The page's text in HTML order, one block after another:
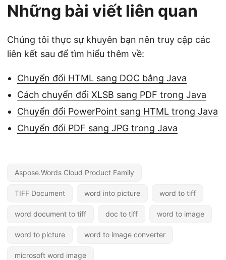
Những bài viết liên quan
Chúng tôi thực sự khuyên bạn nên truy cập các
liên kết sau để tìm hiểu thêm về:
Chuyển đổi HTML sang DOC bằng Java
Cách chuyển đổi XLSB sang PDF trong Java
Chuyển đổi PowerPoint sang HTML trong Java
Chuyển đổi PDF sang JPG trong Java
Aspose.Words Cloud Product Family
TIFF Document word into picture word to tiff
word document to tiff doc to tiff word to image
word to picture word to image converter
microsoft word image